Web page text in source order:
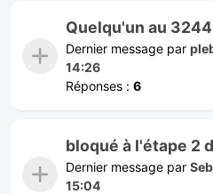
Quelqu'un au 3244
Dernier message par
14:26
Réponses : 6
bloqué à l'étape 2
Dernier message par
15:04